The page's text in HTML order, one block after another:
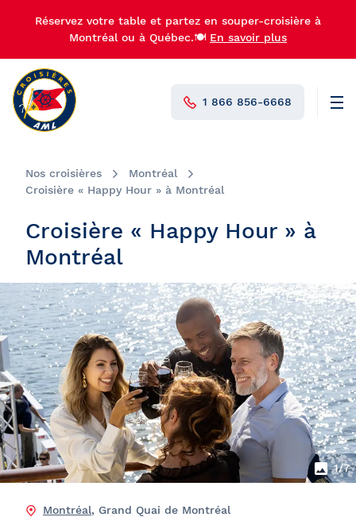
Réservez votre table et partez en souper-croisière à
Montréal ou à Québec.🍽️ En savoir plus
1 866 856-6668
Nos croisières
Montréal
Croisière « Happy Hour » à Montréal
Croisière « Happy Hour » à
Montréal
Montréal, Grand Quai de Montréal
1/7